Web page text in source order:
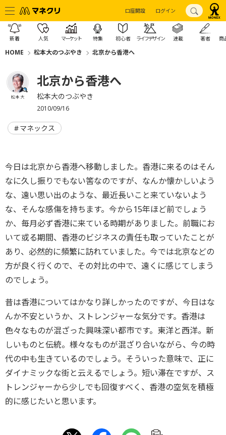
口座開設 ログイン
新着 人気 マーケット 特集 初心者 ライフデザイン 連載 著者 商
HOME 松本大のつぶやき 北京から香港へ
松本 大
北京から香港へ
松本大のつぶやき
2010/09/16
マネックス
今日は北京から香港へ移動しました。香港に来るのはそん
なに久し振りでもない筈なのですが、なんか懐かしいよう
な、遠い思い出のような、最近長いこと来ていないよう
な、そんな感傷を持ちます。今から15年ほど前でしょう
か、毎月必ず香港に来ている時期がありました。前職にお
いて或る期間、香港のビジネスの責任も取っていたことが
あり、必然的に頻繁に訪れていました。今では北京などの
方が良く行くので、その対比の中で、遠くに感じてしまう
のでしょう。
昔は香港についてはかなり詳しかったのですが、今日はな
んか不安というか、ストレンジャーな気分です。香港は
色々なものが混ざった興味深い都市です。東洋と西洋。新
しいものと伝統。様々なものが混ざり合いながら、今の時
代の中も生きているのでしょう。そういった意味で、正に
ダイナミックな街と云えるでしょう。短い滞在ですが、ス
トレンジャーから少しでも回復すべく、香港の空気を積極
的に感じたいと思います。